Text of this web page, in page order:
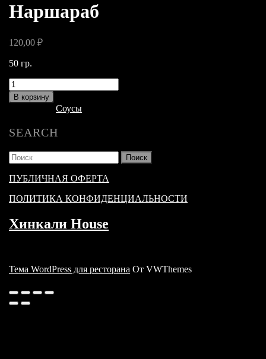
Наршараб
120,00 ₽
50 гр.
Количество
товара
Наршараб
В корзину
Соусы
SEARCH
Найти:
ПУБЛИЧНАЯ ОФЕРТА
ПОЛИТИКА КОНФИДЕНЦИАЛЬНОСТИ
Хинкали House
Тема WordPress для ресторана От VWThemes
Прокрутить
вверх